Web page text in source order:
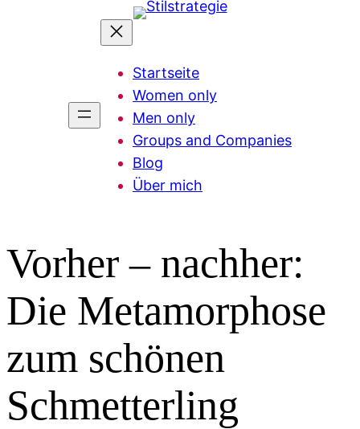
Startseite
Women only
Men only
Groups and Companies
Blog
Über mich
Vorher – nachher:
Die Metamorphose
zum schönen
Schmetterling